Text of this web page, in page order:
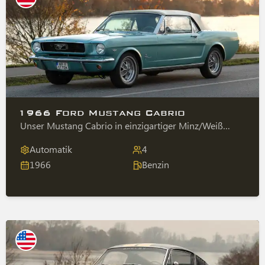
1966 Ford Mustang Cabrio
Unser Mustang Cabrio in einzigartiger Minz/Weiß
Automatik
4
1966
Benzin